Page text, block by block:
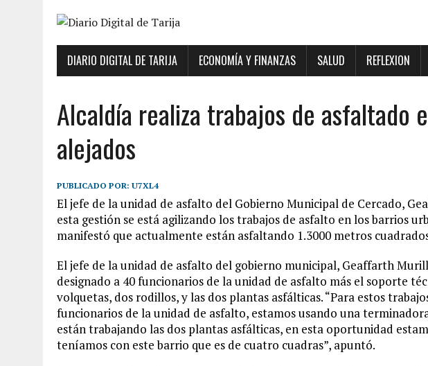
DIARIO DIGITAL DE TARIJA ECONOMÍA Y FINANZAS SALUD REFLEXION
Alcaldía realiza trabajos de asfaltado
alejados
PUBLICADO POR: U7XL4
El jefe de la unidad de asfalto del Gobierno Municipal de Cercado,
esta gestión se está agilizando los trabajos de asfalto en los barrios
manifestó que actualmente están asfaltando 1.3000 metros
El jefe de la unidad de asfalto del gobierno municipal, Geaffarth
designado a 40 funcionarios de la unidad de asfalto más el soporte
volquetas, dos rodillos, y las dos plantas asfálticas. “Para estos
funcionarios de la unidad de asfalto, estamos usando una
están trabajando las dos plantas asfálticas, en esta oportunidad
teníamos con este barrio que es de cuatro cuadras”, apuntó.